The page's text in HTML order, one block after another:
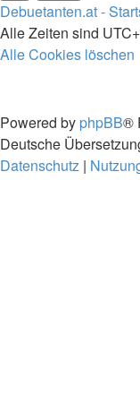
Debuetanten.at -
Alle Zeiten sind
Alle Cookies löschen
Powered by phpBB®
Deutsche
Datenschutz |